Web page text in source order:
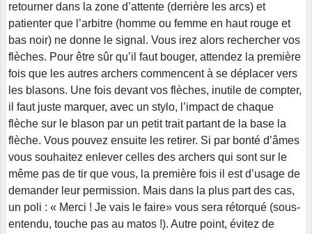
retourner dans la zone d’attente (derrière les arcs) et
patienter que l’arbitre (homme ou femme en haut rouge et
bas noir) ne donne le signal. Vous irez alors rechercher vos
flèches. Pour être sûr qu’il faut bouger, attendez la première
fois que les autres archers commencent à se déplacer vers
les blasons. Une fois devant vos flèches, inutile de compter,
il faut juste marquer, avec un stylo, l’impact de chaque
flèche sur le blason par un petit trait partant de la base la
flèche. Vous pouvez ensuite les retirer. Si par bonté d’âmes
vous souhaitez enlever celles des archers qui sont sur le
même pas de tir que vous, la première fois il est d’usage de
demander leur permission. Mais dans la plus part des cas,
un poli : « Merci ! Je vais le faire» vous sera rétorqué (sous-
entendu, touche pas au matos !). Autre point, évitez de